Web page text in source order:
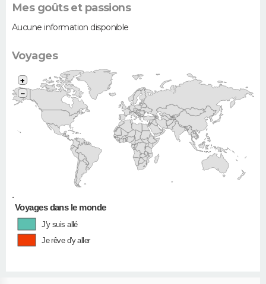
Mes goûts et passions
Aucune information disponible
Voyages
•
+
−
Voyages dans le monde
J'y suis allé
Je rêve d'y aller